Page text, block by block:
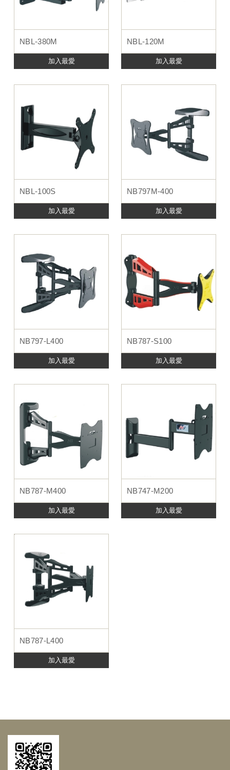
NBL-380M
加入最愛
NBL-120M
加入最愛
NBL-100S
加入最愛
NB797M-400
加入最愛
NB797-L400
加入最愛
NB787-S100
加入最愛
NB787-M400
加入最愛
NB747-M200
加入最愛
NB787-L400
加入最愛